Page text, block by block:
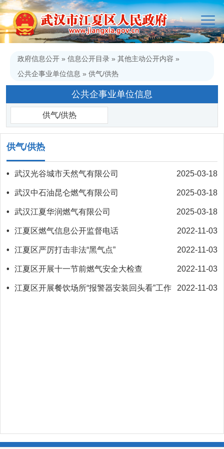
政府信息公开 » 信息公开目录 » 其他主动公开内容 »
公共企事业单位信息 » 供气/供热
公共企事业单位信息
供气/供热
供气/供热
2025-03-18
• 武汉光谷城市天然气有限公司
2025-03-18
• 武汉中石油昆仑燃气有限公司
2025-03-18
• 武汉江夏华润燃气有限公司
2022-11-03
• 江夏区燃气信息公开监督电话
2022-11-03
• 江夏区严厉打击非法“黑气点”
2022-11-03
• 江夏区开展十一节前燃气安全大检查
2022-11-03
• 江夏区开展餐饮场所“报警器安装回头看”工作